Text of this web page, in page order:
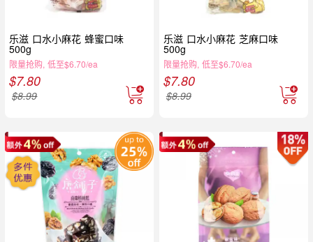
乐滋 口水小麻花 蜂蜜口味
500g
限量抢购, 低至$6.70/ea
$7.80
$8.99
乐滋 口水小麻花 芝麻口味
500g
限量抢购, 低至$6.70/ea
$7.80
$8.99